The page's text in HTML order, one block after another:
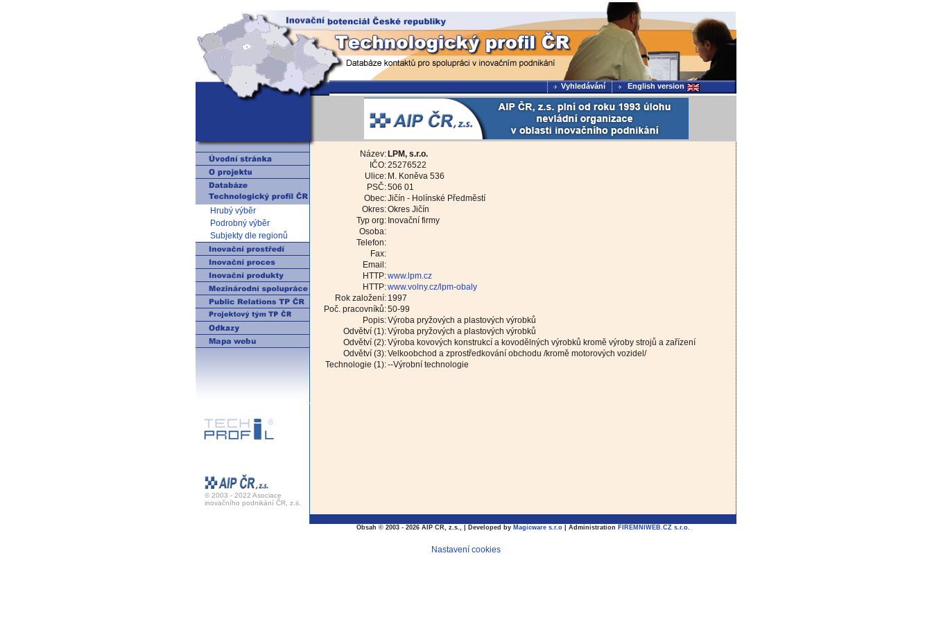
Vyhledávání English version
Hrubý výběr
Podrobný výběr
Subjekty dle regionů
© 2003 - 2022 Asociace
inovačního podnikání ČR, z.s.
Název: LPM, s.r.o.
IČO:25276522
Ulice: M. Koněva 536
PSČ:506 01
Obec:Jičín - Holínské Předměstí
Okres:Okres Jičín
Typ org: Inovační firmy
Osoba:
Telefon:
Fax:
Email:
HTTP:www.lpm.cz
HTTP:www.volny.cz/lpm-obaly
Rok založení: 1997
Poč. pracovníků:50-99
Popis:Výroba pryžových a plastových výrobků
Odvětví (1):Výroba pryžových a plastových výrobků
Odvětví (2):Výroba kovových konstrukcí a kovodělných výrobků kromě výroby strojů a zařízení
Odvětví (3):Velkoobchod a zprostředkování obchodu /kromě motorových vozidel/
Technologie (1):--Výrobní technologie
Obsah © 2003 - 2026 AIP CR, z.s., | Developed by Magicware s.r.o | Administration FIREMNIWEB.CZ s.r.o.
Nastavení cookies